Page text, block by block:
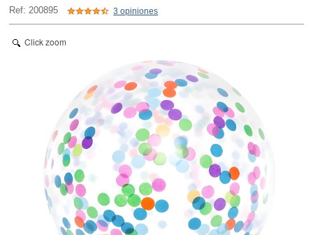
Ref: 200895 3 opiniones
Click zoom